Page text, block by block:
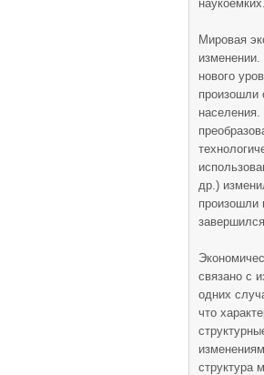
наукоемких.
Мировая
изменении.
нового
произошли
населения.
др.)
произошли
связано с
одних
что
структура